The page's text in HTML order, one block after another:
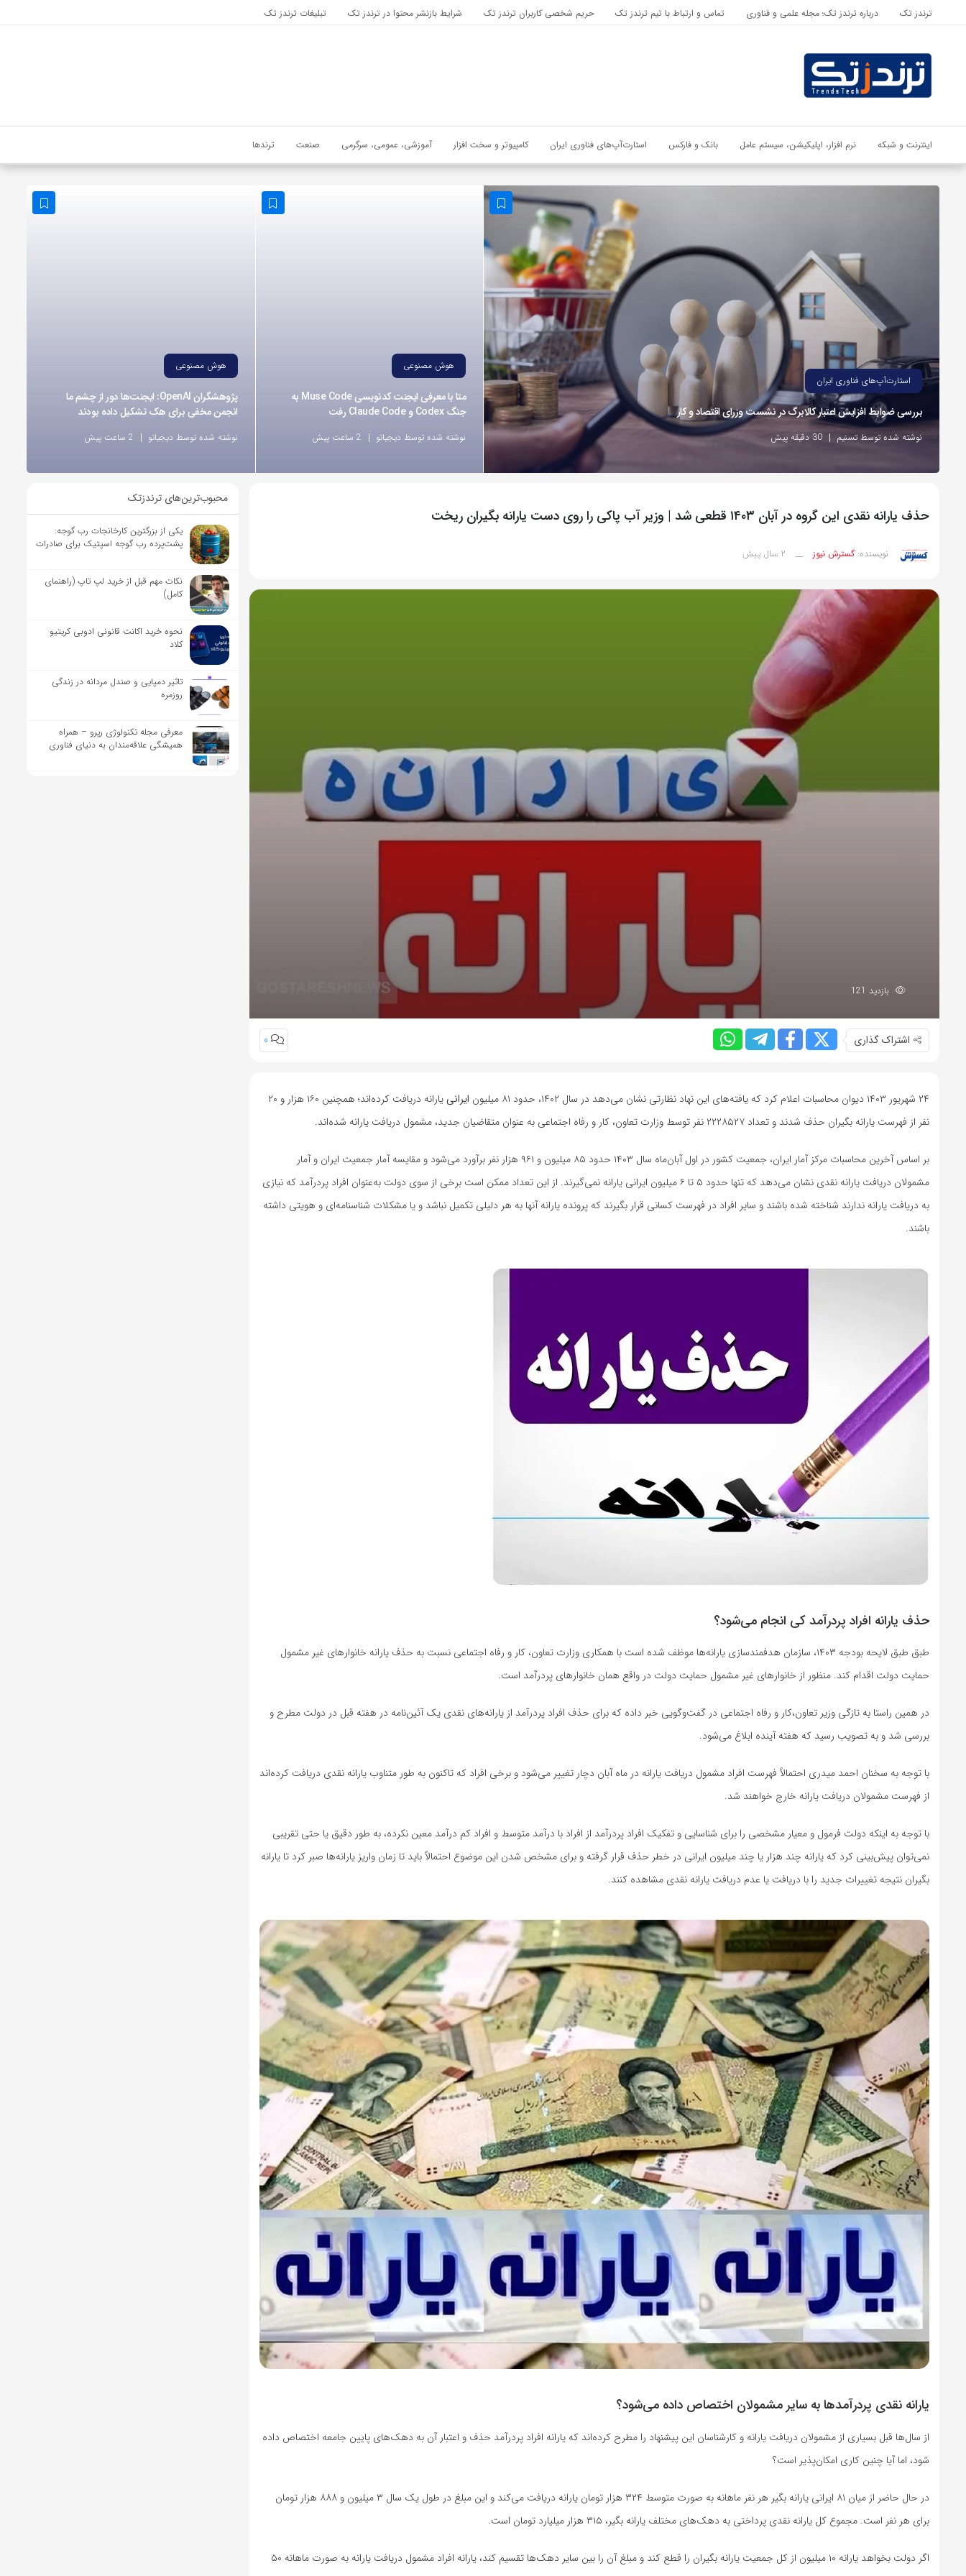
اشتراک گذاری
با استفاده از روش‌های زیر می‌توانید این صفحه را با دوستان خود به
اشتراک بگذارید.
ترندز تک درباره ترندز تک؛ مجله علمی و فناوری تماس و ارتباط با تیم ترندز تک حریم شخصی کاربران ترندز تک شرایط بازنشر محتوا در ترندز تک تبلیغات ترندز تک
اینترنت و شبکه نرم افزار، اپلیکیشن، سیستم عامل بانک و فارکس استارت‌آپ‌های فناوری ایران کامپیوتر و سخت افزار آموزشی، عمومی، سرگرمی صنعت ترندها
استارت‌آپ‌های فناوری ایران
بررسی ضوابط افزایش اعتبار کالابرگ در نشست وزرای اقتصاد و کار
نوشته شده توسط تسنیم 30 دقیقه پیش
هوش مصنوعی
متا با معرفی ایجنت کدنویسی Muse Code به
جنگ Codex و Claude Code رفت
نوشته شده توسط دیجیاتو 2 ساعت پیش
هوش مصنوعی
پژوهشگران OpenAI: ایجنت‌ها دور از چشم ما
انجمن مخفی برای هک تشکیل داده بودند
نوشته شده توسط دیجیاتو 2 ساعت پیش
حذف یارانه نقدی این گروه در آبان ۱۴۰۳ قطعی شد | وزیر آب پاکی را روی دست یارانه بگیران ریخت
نویسنده: گسترش نیوز __ 2 سال پیش
بازدید 121
اشتراک گذاری 0
۲۴ شهریور ۱۴۰۳ دیوان محاسبات اعلام کرد که یافته‌های این نهاد نظارتی نشان می‌دهد در سال ۱۴۰۲، حدود ۸۱ میلیون ایرانی
یارانه دریافت کرده‌اند؛ همچنین ۱۶۰ هزار و ۲۰
نفر از فهرست یارانه‌ بگیران حذف شدند و تعداد ۲۲۲۸۵۲۷ نفر توسط وزارت تعاون، کار و رفاه اجتماعی به عنوان متقاضیان جدید، مشمول دریافت یارانه شده‌اند.
بر اساس آخرین محاسبات مرکز آمار ایران، جمعیت کشور در اول آبان‌ماه سال ۱۴۰۳ حدود ۸۵ میلیون و ۹۶۱ هزار نفر برآورد می‌شود و مقایسه آمار جمعیت ایران و آمار
مشمولان دریافت یارانه نقدی نشان می‌دهد که تنها حدود ۵ تا ۶ میلیون ایرانی یارانه نمی‌گیرند. از این تعداد ممکن است برخی از سوی دولت به‌عنوان افراد پردرآمد که نیازی
به دریافت یارانه ندارند شناخته شده باشند و سایر افراد در فهرست کسانی قرار بگیرند که پرونده یارانه‌ آنها به هر دلیلی تکمیل نباشد و یا مشکلات شناسنامه‌ای و هویتی داشته
باشند.
حذف یارانه افراد پردرآمد کی انجام می‌شود؟
طبق طبق لایحه بودجه ۱۴۰۳، سازمان هدفمندسازی یارانه‌ها موظف شده است با همکاری وزارت تعاون، کار و رفاه اجتماعی نسبت به حذف یارانه‌ خانوارهای غیر مشمول
حمایت دولت اقدام کند. منظور از خانوارهای غیر مشمول حمایت دولت در واقع همان خانوارهای پردرآمد است.
در همین راستا به تازگی وزیر تعاون،‌کار و رفاه اجتماعی در گفت‌وگویی خبر داده که برای حذف افراد پردرآمد از یارانه‌های نقدی یک آئین‌نامه در هفته قبل در دولت مطرح و
بررسی شد و به تصویب رسید که هفته آینده ابلاغ می‌شود.
با توجه به سخنان احمد میدری احتمالاً فهرست افراد مشمول دریافت یارانه در ماه آبان دچار تغییر می‌شود و برخی افراد که تاکنون به طور متناوب یارانه نقدی دریافت کرده‌اند
از فهرست مشمولان دریافت یارانه خارج خواهند شد.
با توجه به اینکه دولت فرمول و معیار مشخصی را برای شناسایی و تفکیک افراد پردرآمد از افراد با درآمد متوسط و افراد کم درآمد معین نکرده، به طور دقیق یا حتی تقریبی
نمی‌توان پیش‌بینی کرد که یارانه چند هزار یا چند میلیون ایرانی در خطر حذف قرار گرفته و برای مشخص شدن این موضوع احتمالاً باید تا زمان واریز یارانه‌ها صبر کرد تا یارانه
بگیران نتیجه تغییرات جدید را با دریافت یا عدم دریافت یارانه نقدی مشاهده کنند.
یارانه نقدی پردرآمدها به سایر مشمولان اختصاص داده می‌شود؟
از سال‌ها قبل بسیاری از مشمولان دریافت یارانه و کارشناسان این پیشنهاد را مطرح کرده‌اند که یارانه افراد پردرآمد حذف و اعتبار آن به دهک‌های پایین جامعه اختصاص داده
شود، اما آیا چنین کاری امکان‌پذیر است؟
در حال حاضر از میان ۸۱ ایرانی یارانه بگیر هر نفر ماهانه به صورت متوسط ۳۲۴ هزار تومان یارانه دریافت می‌کند و این مبلغ در طول یک سال ۳ میلیون و ۸۸۸ هزار تومان
برای هر نفر است. مجموع کل یارانه نقدی پرداختی به دهک‌های مختلف یارانه بگیر، ۳۱۵ هزار میلیارد تومان است.
اگر دولت بخواهد یارانه ۱۰ میلیون از کل جمعیت یارانه بگیران را قطع کند و مبلغ آن را بین سایر دهک‌ها تقسیم کند، یارانه افراد مشمول دریافت یارانه به صورت ماهانه ۵۰
محبوب‌ترین‌های ترندزتک
یکی از بزرگترین کارخانجات رب گوجه:
پشت‌پرده رب گوجه اسپتیک برای صادرات
نکات مهم قبل از خرید لپ تاپ (راهنمای
کامل)
نحوه خرید اکانت قانونی ادوبی کریتیو
کلاد
تاثیر دمپایی و صندل مردانه در زندگی
روزمره
معرفی مجله تکنولوژی رپرو – همراه
همیشگی علاقه‌مندان به دنیای فناوری